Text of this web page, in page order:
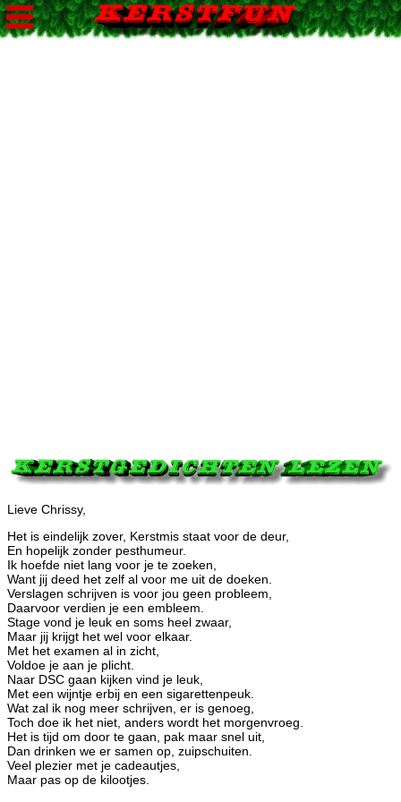
Lieve Chrissy,
Het is eindelijk zover, Kerstmis staat voor de deur,
En hopelijk zonder pesthumeur.
Ik hoefde niet lang voor je te zoeken,
Want jij deed het zelf al voor me uit de doeken.
Verslagen schrijven is voor jou geen probleem,
Daarvoor verdien je een embleem.
Stage vond je leuk en soms heel zwaar,
Maar jij krijgt het wel voor elkaar.
Met het examen al in zicht,
Voldoe je aan je plicht.
Naar DSC gaan kijken vind je leuk,
Met een wijntje erbij en een sigarettenpeuk.
Wat zal ik nog meer schrijven, er is genoeg,
Toch doe ik het niet, anders wordt het morgenvroeg.
Het is tijd om door te gaan, pak maar snel uit,
Dan drinken we er samen op, zuipschuiten.
Veel plezier met je cadeautjes,
Maar pas op de kilootjes.